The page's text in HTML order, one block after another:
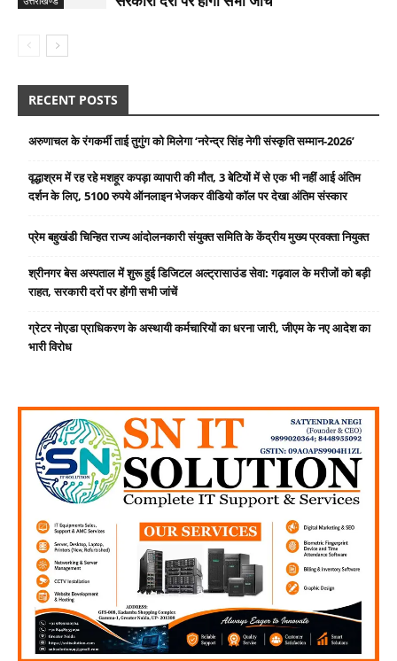
RECENT POSTS
अरुणाचल के रंगकर्मी ताई तुगुंग को मिलेगा ‘नरेन्द्र सिंह नेगी संस्कृति सम्मान-2026’
वृद्धाश्रम में रह रहे मशहूर कपड़ा व्यापारी की मौत, 3 बेटियों में से एक भी नहीं आई अंतिम
दर्शन के लिए, 5100 रुपये ऑनलाइन भेजकर वीडियो कॉल पर देखा अंतिम संस्कार
प्रेम बहुखंडी चिन्हित राज्य आंदोलनकारी संयुक्त समिति के केंद्रीय मुख्य प्रवक्ता नियुक्त
श्रीनगर बेस अस्पताल में शुरू हुई डिजिटल अल्ट्रासाउंड सेवा: गढ़वाल के मरीजों को बड़ी
राहत, सरकारी दरों पर होंगी सभी जांचें
ग्रेटर नोएडा प्राधिकरण के अस्थायी कर्मचारियों का धरना जारी, जीएम के नए आदेश का
भारी विरोध